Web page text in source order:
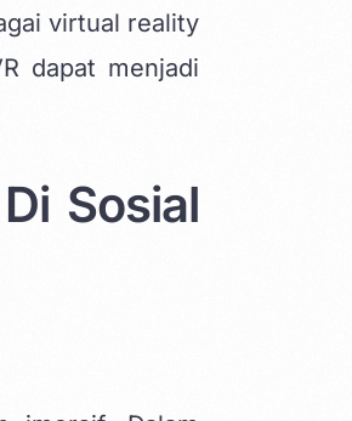
virtual reality
dapat menjadi
Sosial